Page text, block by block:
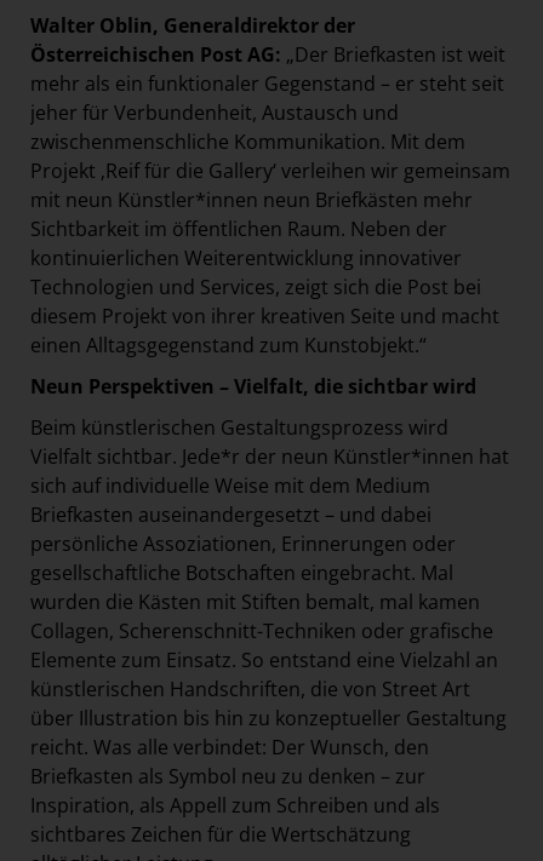
Walter Oblin, Generaldirektor der
Österreichischen Post AG: „Der Briefkasten ist weit
mehr als ein funktionaler Gegenstand – er steht seit
jeher für Verbundenheit, Austausch und
zwischenmenschliche Kommunikation. Mit dem
Projekt ‚Reif für die Gallery‘ verleihen wir gemeinsam
mit neun Künstler*innen neun Briefkästen mehr
Sichtbarkeit im öffentlichen Raum. Neben der
kontinuierlichen Weiterentwicklung innovativer
Technologien und Services, zeigt sich die Post bei
diesem Projekt von ihrer kreativen Seite und macht
einen Alltagsgegenstand zum Kunstobjekt.“
Neun Perspektiven – Vielfalt, die sichtbar wird
Beim künstlerischen Gestaltungsprozess wird
Vielfalt sichtbar. Jede*r der neun Künstler*innen hat
sich auf individuelle Weise mit dem Medium
Briefkasten auseinandergesetzt – und dabei
persönliche Assoziationen, Erinnerungen oder
gesellschaftliche Botschaften eingebracht. Mal
wurden die Kästen mit Stiften bemalt, mal kamen
Collagen, Scherenschnitt-Techniken oder grafische
Elemente zum Einsatz. So entstand eine Vielzahl an
künstlerischen Handschriften, die von Street Art
über Illustration bis hin zu konzeptueller Gestaltung
reicht. Was alle verbindet: Der Wunsch, den
Briefkasten als Symbol neu zu denken – zur
Inspiration, als Appell zum Schreiben und als
sichtbares Zeichen für die Wertschätzung